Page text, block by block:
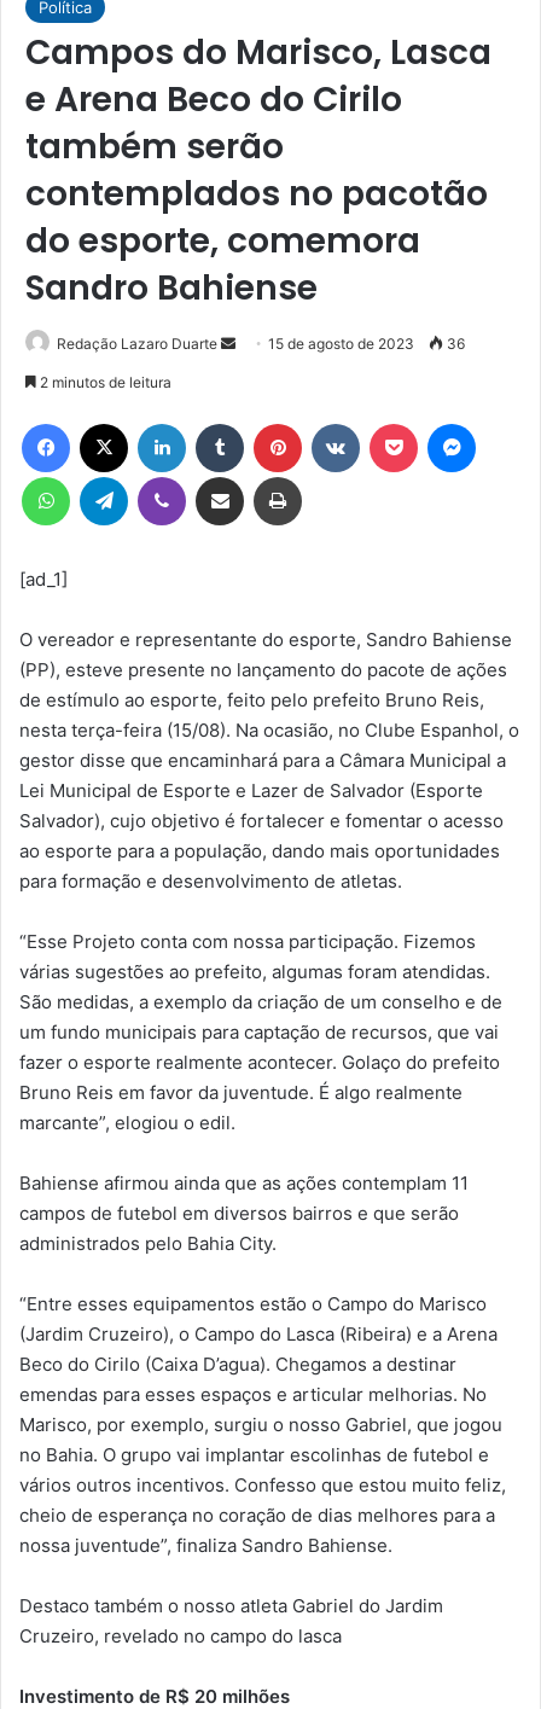
Política
Campos do Marisco, Lasca
e Arena Beco do Cirilo
também serão
contemplados no pacotão
do esporte, comemora
Sandro Bahiense
Redação Lazaro Duarte
Mande
mail
15 de agosto de 2023 36
2 minutos de leitura
Facebook Linkedin Tumblr Pinterest Pocket
WhatsAppTelegram Viber Compartilhar via e-mail Imprimir
[ad_1]
O vereador e representante do esporte, Sandro Bahiense
(PP), esteve presente no lançamento do pacote de ações
de estímulo ao esporte, feito pelo prefeito Bruno Reis,
nesta terça-feira (15/08). Na ocasião, no Clube Espanhol, o
gestor disse que encaminhará para a Câmara Municipal a
Lei Municipal de Esporte e Lazer de Salvador (Esporte
Salvador), cujo objetivo é fortalecer e fomentar o acesso
ao esporte para a população, dando mais oportunidades
para formação e desenvolvimento de atletas.
“Esse Projeto conta com nossa participação. Fizemos
várias sugestões ao prefeito, algumas foram atendidas.
São medidas, a exemplo da criação de um conselho e de
um fundo municipais para captação de recursos, que vai
fazer o esporte realmente acontecer. Golaço do prefeito
Bruno Reis em favor da juventude. É algo realmente
marcante”, elogiou o edil.
Bahiense afirmou ainda que as ações contemplam 11
campos de futebol em diversos bairros e que serão
administrados pelo Bahia City.
“Entre esses equipamentos estão o Campo do Marisco
(Jardim Cruzeiro), o Campo do Lasca (Ribeira) e a Arena
Beco do Cirilo (Caixa D’agua). Chegamos a destinar
emendas para esses espaços e articular melhorias. No
Marisco, por exemplo, surgiu o nosso Gabriel, que jogou
no Bahia. O grupo vai implantar escolinhas de futebol e
vários outros incentivos. Confesso que estou muito feliz,
cheio de esperança no coração de dias melhores para a
nossa juventude”, finaliza Sandro Bahiense.
Destaco também o nosso atleta Gabriel do Jardim
Cruzeiro, revelado no campo do lasca
Investimento de R$ 20 milhões